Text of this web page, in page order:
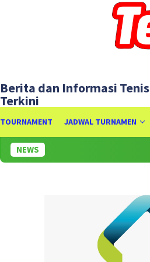
Berita dan Informasi Tenis
Terkini
TOURNAMENT JADWAL TURNAMEN
NEWS